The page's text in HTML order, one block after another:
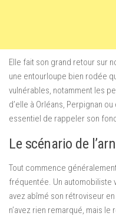
Elle fait son grand retour sur
une entourloupe bien rodée
vulnérables, notamment les
d’elle à Orléans, Perpignan
essentiel de rappeler son
Le scénario de
Tout commence
fréquentée. Un automobiliste
avez abîmé son rétroviseur
n’avez rien remarqué, mais